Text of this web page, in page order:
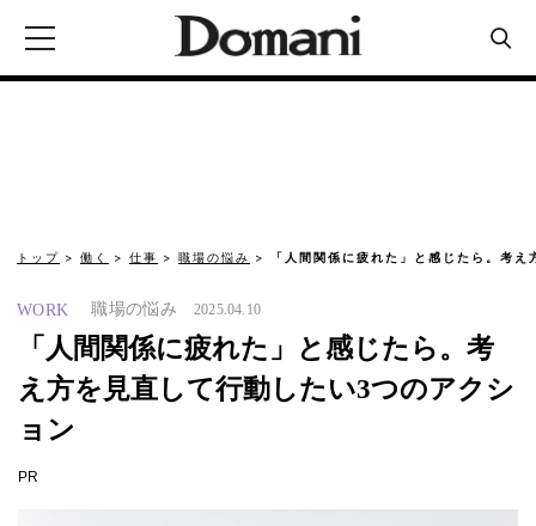
トップ 働く 仕事 職場の悩み 「人間関係に疲れた」と感じたら。考
WORK 職場の悩み 2025.04.10
「人間関係に疲れた」と感じたら。考
え方を見直して行動したい3つのアクシ
ョン
PR